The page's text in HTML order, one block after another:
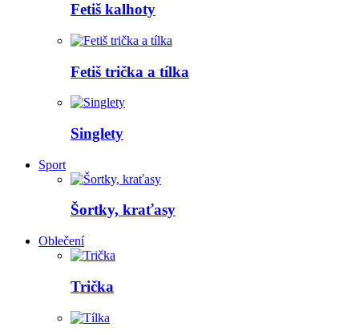
Fetiš kalhoty
Fetiš trička a tílka
Singlety
Sport
Šortky, kraťasy
Oblečení
Trička